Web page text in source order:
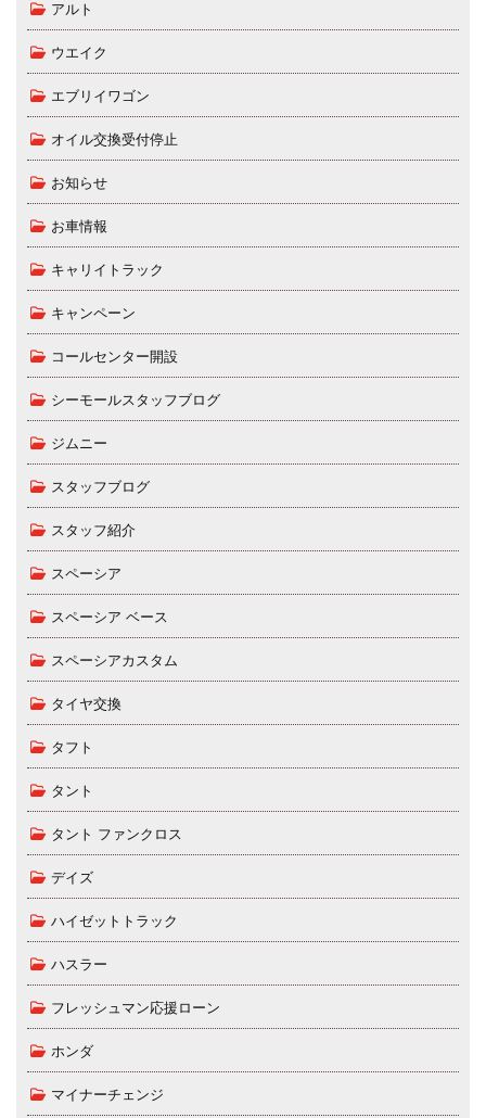
アルト
ウエイク
エブリイワゴン
オイル交換受付停止
お知らせ
お車情報
キャリイトラック
キャンペーン
コールセンター開設
シーモールスタッフブログ
ジムニー
スタッフブログ
スタッフ紹介
スペーシア
スペーシア ベース
スペーシアカスタム
タイヤ交換
タフト
タント
タント ファンクロス
デイズ
ハイゼットトラック
ハスラー
フレッシュマン応援ローン
ホンダ
マイナーチェンジ